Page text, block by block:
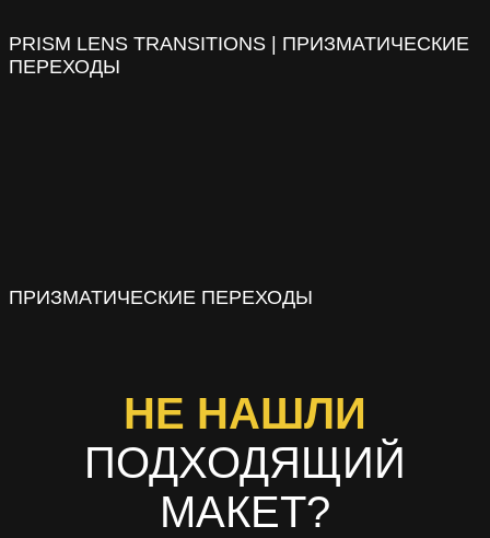
PRISM LENS TRANSITIONS | ПРИЗМАТИЧЕСКИЕ
ПЕРЕХОДЫ
ПРИЗМАТИЧЕСКИЕ ПЕРЕХОДЫ
НЕ НАШЛИ
ПОДХОДЯЩИЙ
МАКЕТ?